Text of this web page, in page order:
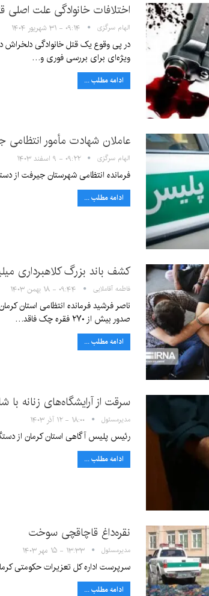
اختلافات خانوادگی علت اصلی
الهام سرگزی ۰۹:۱۴ - ۳۱ شهریور ۱۴۰۴
در پی وقوع یک قتل خانوادگی دلخراش
ویژه‌ای برای بررسی فوری و…
ادامه مطلب ...
عاملان شهادت مأمور
الهام سرگزی ۰۹:۲۲ - ۹ اسفند ۱۴۰۳
فرمانده انتظامی شهرستان جیرفت از
ادامه مطلب ...
کشف باند بزرگ کلاهبرداری
فاطمه آقاملایی ۰۹:۴۴ - ۱۸ بهمن ۱۴۰۳
ناصر فرشید فرمانده انتظامی استان
صدور بیش از ۲۷۰ فقره چک فاقد…
ادامه مطلب ...
سرقت از آرایشگاه‌های زنانه با
مدیرمسئول ۱۸:۰۰ - ۱۲ آذر ۱۴۰۳
رئیس پلیس آگاهی استان کرمان از دستگیری سارق آرایشگاه زنانه
ادامه مطلب ...
نقره‌داغ قاچاقچی سوخت
مدیرمسئول ۱۳:۳۳ - ۱۵ مهر ۱۴۰۳
سرپرست اداره کل تعزیرات حکومتی کرمان گفت: قاچاقچی سوخت
ادامه مطلب ...